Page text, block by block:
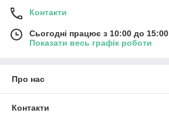
Контакти
Сьогодні працює з 10:00 до 15:00
Показати весь графік роботи
Про нас
Контакти